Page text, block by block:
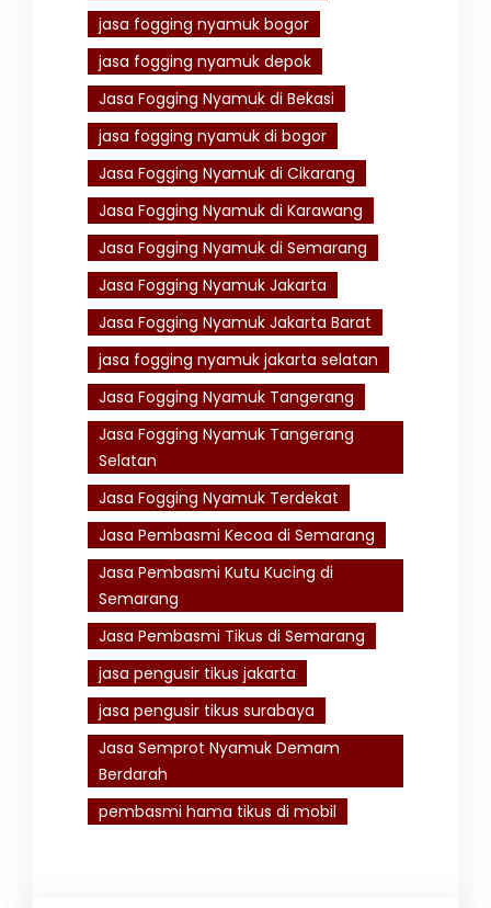
jasa fogging nyamuk bogor
jasa fogging nyamuk depok
Jasa Fogging Nyamuk di Bekasi
jasa fogging nyamuk di bogor
Jasa Fogging Nyamuk di Cikarang
Jasa Fogging Nyamuk di Karawang
Jasa Fogging Nyamuk di Semarang
Jasa Fogging Nyamuk Jakarta
Jasa Fogging Nyamuk Jakarta Barat
jasa fogging nyamuk jakarta selatan
Jasa Fogging Nyamuk Tangerang
Jasa Fogging Nyamuk Tangerang
Selatan
Jasa Fogging Nyamuk Terdekat
Jasa Pembasmi Kecoa di Semarang
Jasa Pembasmi Kutu Kucing di
Semarang
Jasa Pembasmi Tikus di Semarang
jasa pengusir tikus jakarta
jasa pengusir tikus surabaya
Jasa Semprot Nyamuk Demam
Berdarah
pembasmi hama tikus di mobil